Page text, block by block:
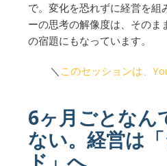
で。変化を恐れずに経営を組
ーの思考の解像度は、そのま
の宿題にもなっています。
＼ このセッションは、
6ヶ月ごとなん
ない。経営は